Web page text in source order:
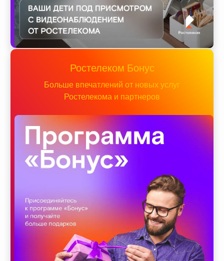
Ростелеком Бонус
Больше впечатлений от новых услуг
Ростелекома и партнеров